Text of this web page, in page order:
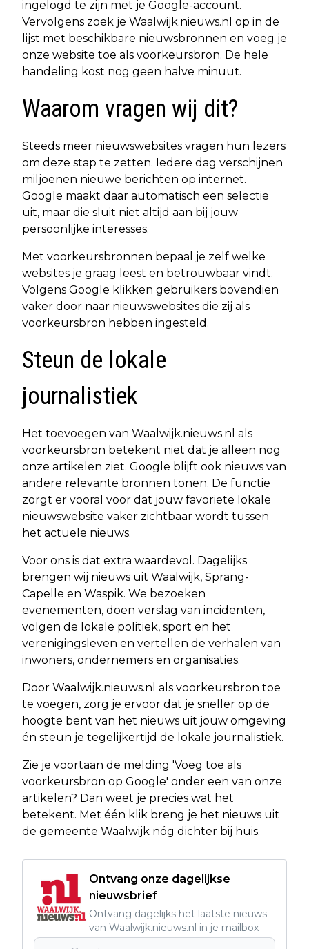
ingelogd te zijn met je Google-account.
Vervolgens zoek je Waalwijk.nieuws.nl op in de
lijst met beschikbare nieuwsbronnen en voeg je
onze website toe als voorkeursbron. De hele
handeling kost nog geen halve minuut.
Waarom vragen wij dit?
Steeds meer nieuwswebsites vragen hun lezers
om deze stap te zetten. Iedere dag verschijnen
miljoenen nieuwe berichten op internet.
Google maakt daar automatisch een selectie
uit, maar die sluit niet altijd aan bij jouw
persoonlijke interesses.
Met voorkeursbronnen bepaal je zelf welke
websites je graag leest en betrouwbaar vindt.
Volgens Google klikken gebruikers bovendien
vaker door naar nieuwswebsites die zij als
voorkeursbron hebben ingesteld.
Steun de lokale
journalistiek
Het toevoegen van Waalwijk.nieuws.nl als
voorkeursbron betekent niet dat je alleen nog
onze artikelen ziet. Google blijft ook nieuws van
andere relevante bronnen tonen. De functie
zorgt er vooral voor dat jouw favoriete lokale
nieuwswebsite vaker zichtbaar wordt tussen
het actuele nieuws.
Voor ons is dat extra waardevol. Dagelijks
brengen wij nieuws uit Waalwijk, Sprang-
Capelle en Waspik. We bezoeken
evenementen, doen verslag van incidenten,
volgen de lokale politiek, sport en het
verenigingsleven en vertellen de verhalen van
inwoners, ondernemers en organisaties.
Door Waalwijk.nieuws.nl als voorkeursbron toe
te voegen, zorg je ervoor dat je sneller op de
hoogte bent van het nieuws uit jouw omgeving
én steun je tegelijkertijd de lokale journalistiek.
Zie je voortaan de melding 'Voeg toe als
voorkeursbron op Google' onder een van onze
artikelen? Dan weet je precies wat het
betekent. Met één klik breng je het nieuws uit
de gemeente Waalwijk nóg dichter bij huis.
Ontvang onze dagelijkse
nieuwsbrief
Ontvang dagelijks het laatste nieuws
van Waalwijk.nieuws.nl in je mailbox